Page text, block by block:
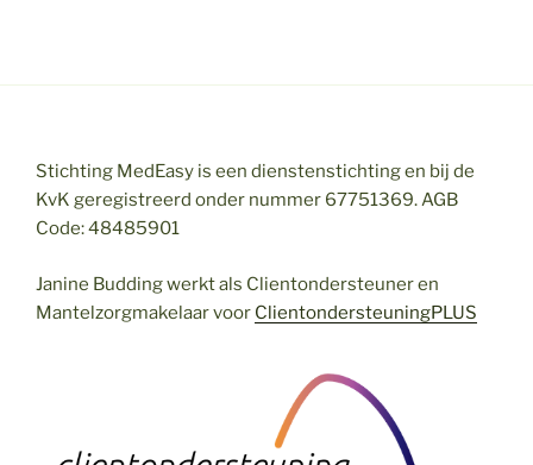
Stichting MedEasy is een dienstenstichting en bij de
KvK geregistreerd onder nummer 67751369. AGB
Code: 48485901
Janine Budding werkt als Clientondersteuner en
Mantelzorgmakelaar voor ClientondersteuningPLUS